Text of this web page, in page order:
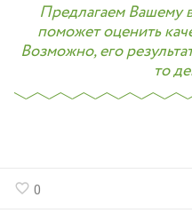
Предлагаем Вашему
поможет оценить
Возможно, его
то
favorite_border 0